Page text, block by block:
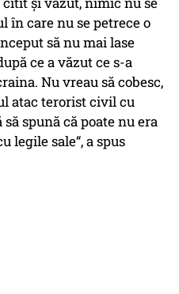
în care nu se petrece o
să nu mai lase
ce a văzut ce s-a
Nu vreau să cobesc,
atac terorist civil cu
spună că poate nu era
legile sale“, a spus